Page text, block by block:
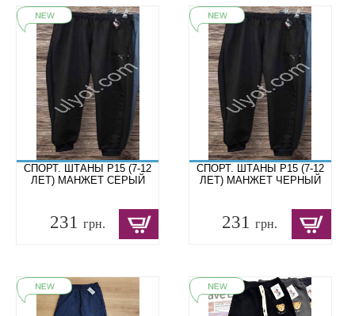
СПОРТ. ШТАНЫ P15 (7-12
ЛЕТ) МАНЖЕТ СЕРЫЙ
231 грн.
СПОРТ. ШТАНЫ P15 (7-12
ЛЕТ) МАНЖЕТ ЧЕРНЫЙ
231грн.